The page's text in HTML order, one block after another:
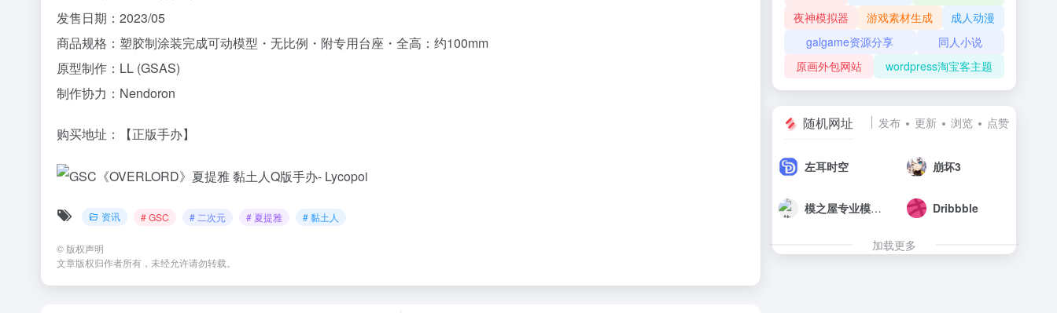
发售日期：2023/05
商品规格：塑胶制涂装完成可动模型・无比例・附专用台座・全高：约100mm
原型制作：LL (GSAS)
制作协力：Nendoron
购买地址：【正版手办】
资讯 # GSC # 二次元 # 夏提雅 # 黏土人
© 版权声明
文章版权归作者所有，未经允许请勿转载。
夜神模拟器
游戏素材生成
成人动漫
galgame资源分享
同人小说
原画外包网站
wordpress淘宝客主题
随机网址 发布 更新 浏览 点赞
左耳时空 崩坏3
模之屋专业模型创作分享社区 Dribbble
加载更多